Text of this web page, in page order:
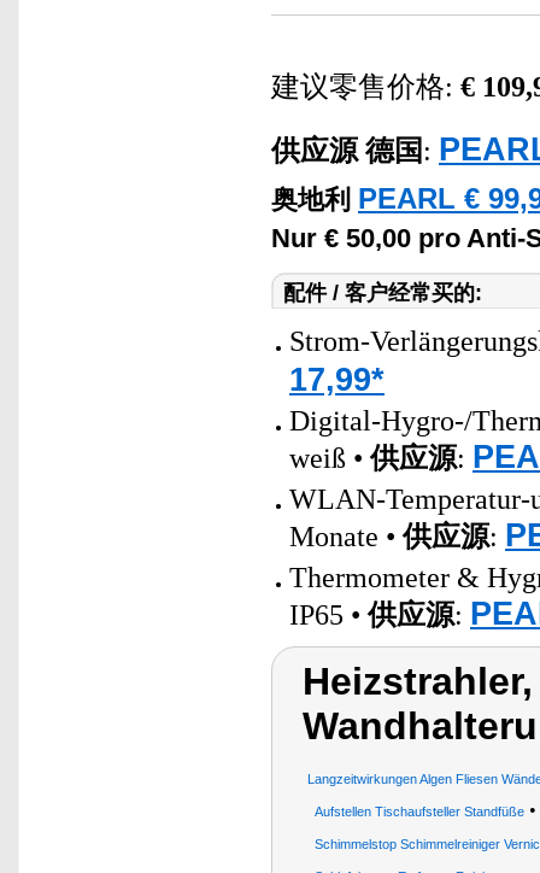
建议零售价格: €
供应源 德国 :
奥地利 PEARL €
Nur € 50,00 pro Anti-
配件 / 客户经常买的:
Strom-
17,99*
Digital-Hygro-/
weiß •供应源:
WLAN-Temperatur-
Monate •供应源:
Thermometer &
IP65 •供应源:
Langzeitwirkungen Algen Fliesen
Aufstellen Tischaufsteller Standfüße•
Schimmelstop Schimmelreiniger